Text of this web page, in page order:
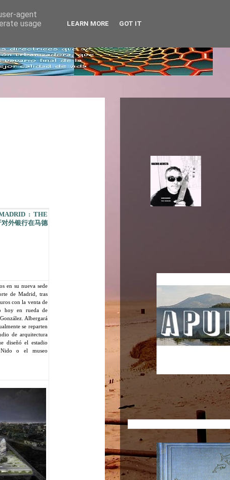
: THE
外银行在马德
en su nueva sede
de Madrid, tras
con la venta de
hoy en rueda de
Albergará
se reparten
de arquitectura
diseñó el estadio
o el museo
agent
usage
LEARN MORE GOT IT